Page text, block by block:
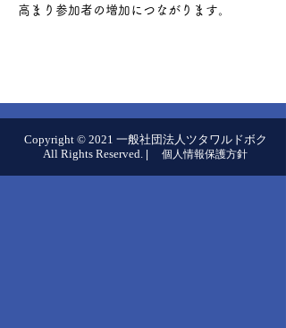
高まり参加者の増加につながります。
Copyright © 2021 一般社団法人ツタワルドボク
All Rights Reserved.
個人情報保護方針